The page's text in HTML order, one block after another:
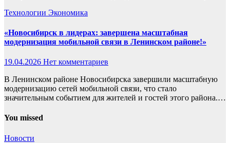
Технологии Экономика
«Новосибирск в лидерах: завершена масштабная
модернизация мобильной связи в Ленинском районе!»
19.04.2026 Нет комментариев
В Ленинском районе Новосибирска завершили масштабную
модернизацию сетей мобильной связи, что стало
значительным событием для жителей и гостей этого района.…
You missed
Новости